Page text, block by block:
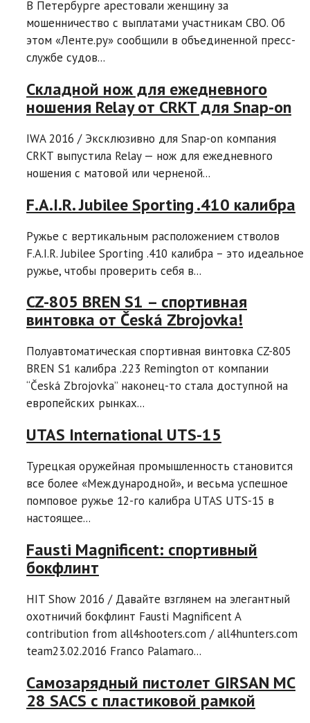
В Петербурге арестовали женщину за
мошенничество с выплатами участникам СВО. Об
этом «Ленте.ру» сообщили в объединенной пресс-
службе судов...
Складной нож для ежедневного
ношения Relay от CRKT для Snap-on
IWA 2016 / Эксклюзивно для Snap-on компания
CRKT выпустила Relay — нож для ежедневного
ношения с матовой или черненой...
F.A.I.R. Jubilee Sporting .410 калибра
Ружье с вертикальным расположением стволов
F.A.I.R. Jubilee Sporting .410 калибра – это идеальное
ружье, чтобы проверить себя в...
CZ-805 BREN S1 – спортивная
винтовка от Česká Zbrojovka!
Полуавтоматическая спортивная винтовка CZ-805
BREN S1 калибра .223 Remington от компании
“Česká Zbrojovka” наконец-то стала доступной на
европейских рынках...
UTAS International UTS-15
Турецкая оружейная промышленность становится
все более «Международной», и весьма успешное
помповое ружье 12-го калибра UTAS UTS-15 в
настоящее...
Fausti Magnificent: спортивный
бокфлинт
HIT Show 2016 / Давайте взглянем на элегантный
охотничий бокфлинт Fausti Magnificent A
contribution from all4shooters.com / all4hunters.com
team23.02.2016 Franco Palamaro...
Самозарядный пистолет GIRSAN MC
28 SACS с пластиковой рамкой